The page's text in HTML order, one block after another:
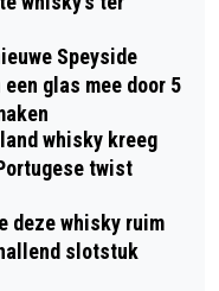
Speyside
glas mee door 5
whisky kreeg
twist
deze whisky ruim
slotstuk